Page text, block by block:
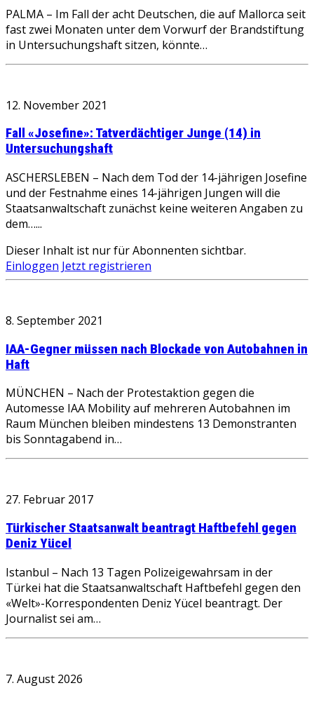
PALMA – Im Fall der acht Deutschen, die auf Mallorca seit
fast zwei Monaten unter dem Vorwurf der Brandstiftung
in Untersuchungshaft sitzen, könnte…
12. November 2021
Fall «Josefine»: Tatverdächtiger Junge (14) in
Untersuchungshaft
ASCHERSLEBEN – Nach dem Tod der 14-jährigen Josefine
und der Festnahme eines 14-jährigen Jungen will die
Staatsanwaltschaft zunächst keine weiteren Angaben zu
dem…...
Dieser Inhalt ist nur für Abonnenten sichtbar.
Einloggen Jetzt registrieren
8. September 2021
IAA-Gegner müssen nach Blockade von Autobahnen in
Haft
MÜNCHEN – Nach der Protestaktion gegen die
Automesse IAA Mobility auf mehreren Autobahnen im
Raum München bleiben mindestens 13 Demonstranten
bis Sonntagabend in…
27. Februar 2017
Türkischer Staatsanwalt beantragt Haftbefehl gegen
Deniz Yücel
Istanbul – Nach 13 Tagen Polizeigewahrsam in der
Türkei hat die Staatsanwaltschaft Haftbefehl gegen den
«Welt»-Korrespondenten Deniz Yücel beantragt. Der
Journalist sei am…
7. August 2026